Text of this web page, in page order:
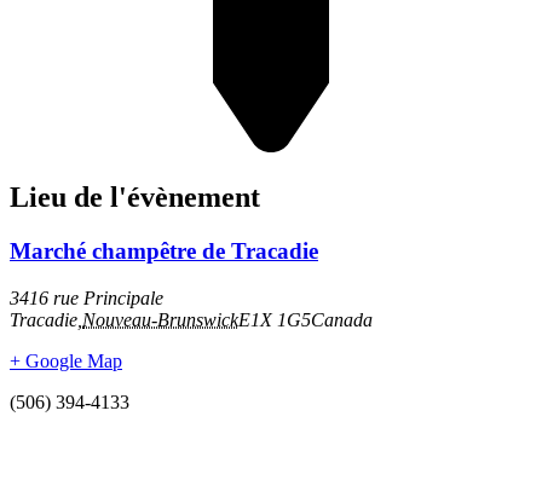
Lieu de l'évènement
Marché champêtre de Tracadie
3416 rue Principale
Tracadie Nouveau-BrunswickE1X 1G5Canada
+ Google Map
(506) 394-4133